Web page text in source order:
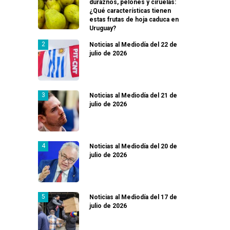
duraznos, pelones y ciruelas:
¿Qué características tienen
estas frutas de hoja caduca en
Uruguay?
Noticias al Mediodía del 22 de
julio de 2026
Noticias al Mediodía del 21 de
julio de 2026
Noticias al Mediodía del 20 de
julio de 2026
Noticias al Mediodía del 17 de
julio de 2026